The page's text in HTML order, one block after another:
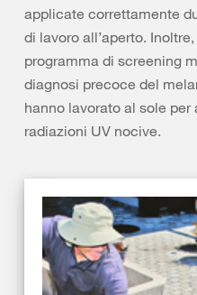
applicate correttamente
di lavoro all’aperto.
programma di screening
diagnosi precoce del
hanno lavorato al sole
radiazioni UV nocive.